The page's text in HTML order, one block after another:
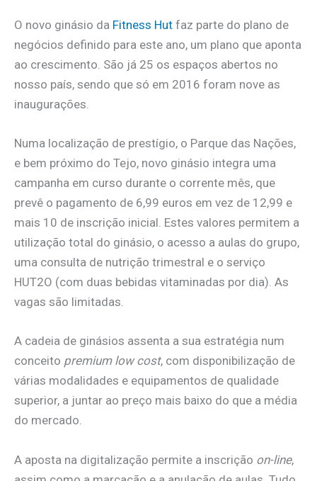
O novo ginásio da Fitness Hut faz parte do plano de
negócios definido para este ano, um plano que aponta
ao crescimento. São já 25 os espaços abertos no
nosso país, sendo que só em 2016 foram nove as
inaugurações.
Numa localização de prestígio, o Parque das Nações,
e bem próximo do Tejo, novo ginásio integra uma
campanha em curso durante o corrente mês, que
prevê o pagamento de 6,99 euros em vez de 12,99 e
mais 10 de inscrição inicial. Estes valores permitem a
utilização total do ginásio, o acesso a aulas do grupo,
uma consulta de nutrição trimestral e o serviço
HUT2O (com duas bebidas vitaminadas por dia). As
vagas são limitadas.
A cadeia de ginásios assenta a sua estratégia num
conceito premium low cost, com disponibilização de
várias modalidades e equipamentos de qualidade
superior, a juntar ao preço mais baixo do que a média
do mercado.
A aposta na digitalização permite a inscrição on-line,